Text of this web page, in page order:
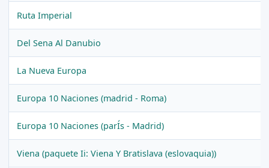
Ruta Imperial
Del Sena Al Danubio
La Nueva Europa
Europa 10 Naciones (madrid - Roma)
Europa 10 Naciones (parÍs - Madrid)
Viena (paquete Ii: Viena Y Bratislava (eslovaquia))